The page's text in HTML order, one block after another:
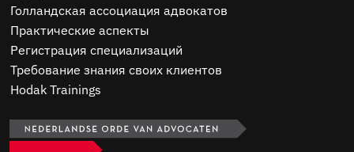
Голландская ассоциация адвокатов
Практические аспекты
Регистрация специализаций
Требование знания своих клиентов
Hodak Trainings